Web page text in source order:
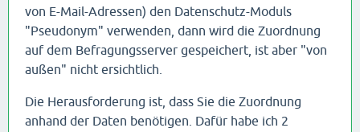
von E-Mail-Adressen) den Datenschutz-Moduls
"Pseudonym" verwenden, dann wird die Zuordnung
auf dem Befragungsserver gespeichert, ist aber "von
außen" nicht ersichtlich.
Die Herausforderung ist, dass Sie die Zuordnung
anhand der Daten benötigen. Dafür habe ich 2